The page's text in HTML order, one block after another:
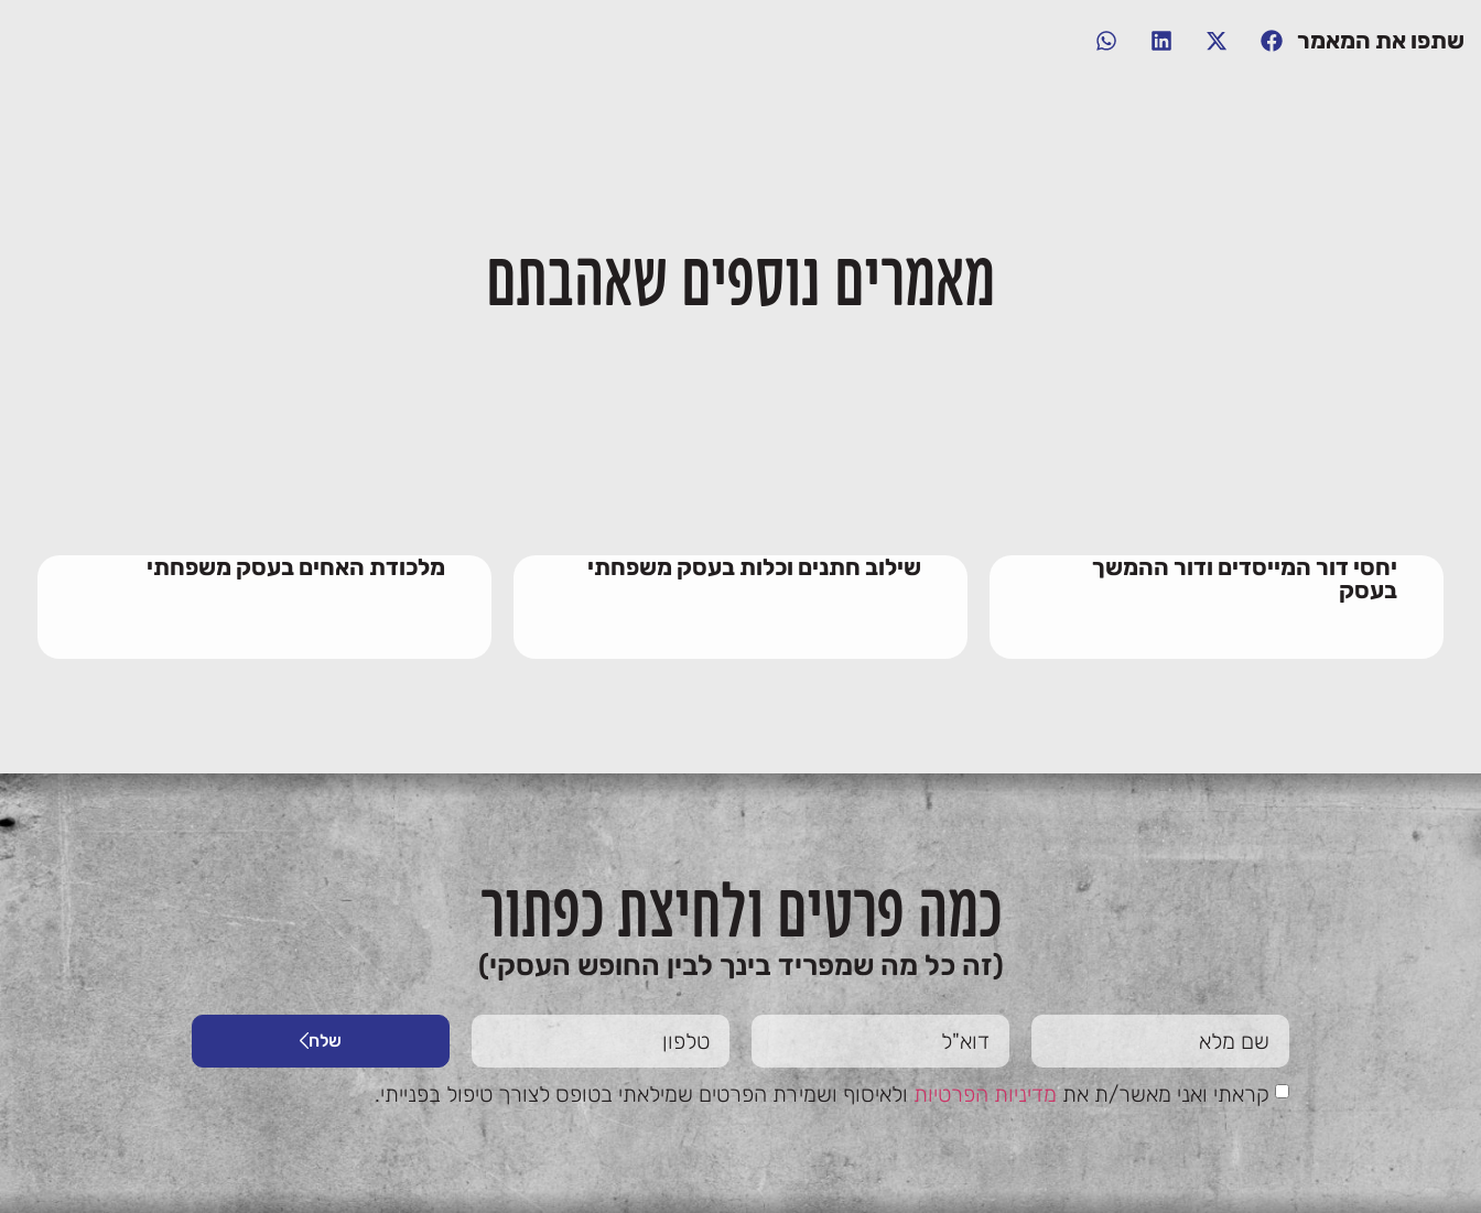
שתפו את המאמר
מאמרים נוספים שאהבתם
יחסי דור המייסדים ודור ההמשך
בעסק
שילוב חתנים וכלות בעסק משפחתי מלכודת האחים בעסק משפחתי
כמה פרטים ולחיצת כפתור
(זה כל מה שמפריד בינך לבין החופש העסקי)
קראתי ואני מאשר/ת אתמדיניות הפרטיותולאיסוף ושמירת הפרטים שמילאתי בטופס לצורך טיפול בפנייתי.
שלח